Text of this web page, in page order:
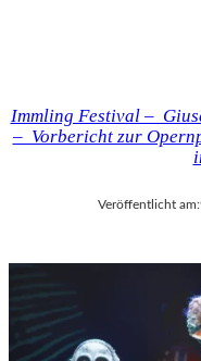
Immling Festival –
– Vorbericht zur
Veröffentlicht am: